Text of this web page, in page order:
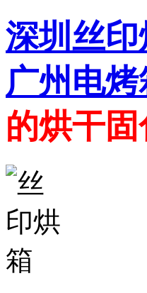
深圳丝印
广州电烤
的烘干